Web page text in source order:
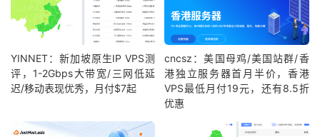
YINNET：新加坡原生IP VPS测
评，1-2Gbps大带宽/三网低延
迟/移动表现优秀，月付$7起
cncsz：美国母鸡/美国站群/香
港独立服务器首月半价，香港
VPS最低月付19元，还有8.5折
优惠